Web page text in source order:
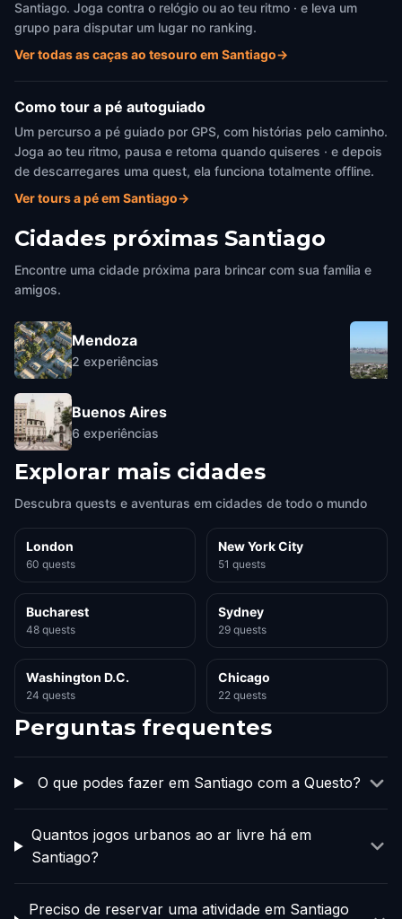
Santiago. Joga contra o relógio ou ao teu ritmo · e leva um
grupo para disputar um lugar no ranking.
Ver todas as caças ao tesouro em Santiago→
Como tour a pé autoguiado
Um percurso a pé guiado por GPS, com histórias pelo caminho.
Joga ao teu ritmo, pausa e retoma quando quiseres · e depois
de descarregares uma quest, ela funciona totalmente offline.
Ver tours a pé em Santiago→
Cidades próximas Santiago
Encontre uma cidade próxima para brincar com sua família e
amigos.
Mendoza
2 experiências
Buenos Aires
6 experiências
Explorar mais cidades
Descubra quests e aventuras em cidades de todo o mundo
London
60 quests
New York City
51 quests
Bucharest
48 quests
Sydney
29 quests
Washington D.C.
24 quests
Chicago
22 quests
Perguntas frequentes
O que podes fazer em Santiago com a Questo?
Quantos jogos urbanos ao ar livre há em
Santiago?
Preciso de reservar uma atividade em Santiago